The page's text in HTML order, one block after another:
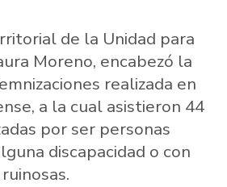
de la Unidad para
Moreno, encabezó la
realizada en
a la cual asistieron 44
por ser personas
discapacidad o con